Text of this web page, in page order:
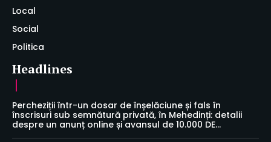
Local
Social
Politica
Headlines
Percheziții într-un dosar de înșelăciune și fals în
înscrisuri sub semnătură privată, în Mehedinți: detalii
despre un anunț online și avansul de 10.000 DE...